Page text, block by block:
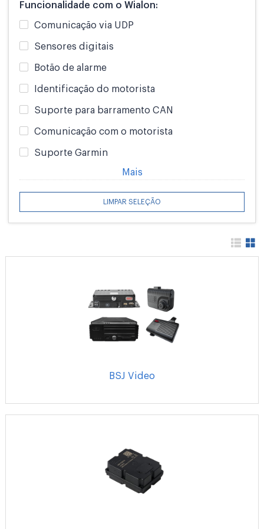
Funcionalidade com o Wialon:
Comunicação via UDP
Sensores digitais
Botão de alarme
Identificação do motorista
Suporte para barramento CAN
Comunicação com o motorista
Suporte Garmin
Mais
LIMPAR SELEÇÃO
BSJ Video